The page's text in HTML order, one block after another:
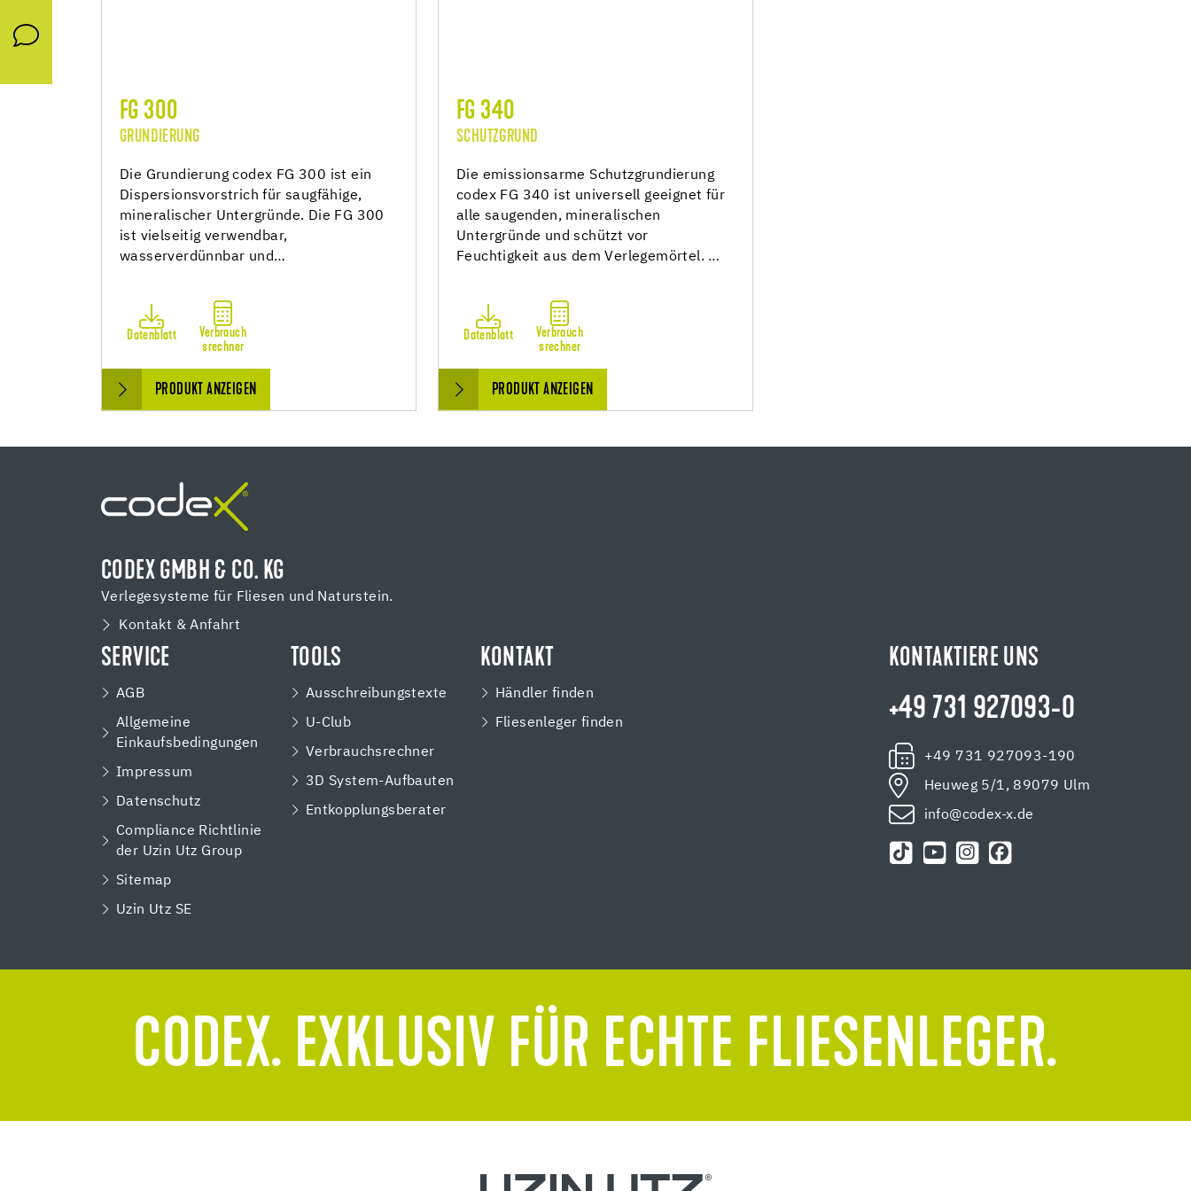
FG 300
GRUNDIERUNG
Die Grundierung codex FG 300 ist ein
Dispersionsvorstrich für saugfähige,
mineralischer Untergründe. Die FG 300
ist vielseitig verwendbar,
wasserverdünnbar und…
Datenblatt
Verbrauch
srechner
PRODUKT ANZEIGEN
FG 340
SCHUTZGRUND
Die emissionsarme Schutzgrundierung
codex FG 340 ist universell geeignet für
alle saugenden, mineralischen
Untergründe und schützt vor
Feuchtigkeit aus dem Verlegemörtel. …
Datenblatt
Verbrauch
srechner
PRODUKT ANZEIGEN
CODEX GMBH & CO. KG
Verlegesysteme für Fliesen und Naturstein.
Kontakt & Anfahrt
SERVICE
AGB
Allgemeine
Einkaufsbedingungen
Impressum
Datenschutz
Compliance Richtlinie
der Uzin Utz Group
Sitemap
Uzin Utz SE
TOOLS
Ausschreibungstexte
U-Club
Verbrauchsrechner
3D System-Aufbauten
Entkopplungsberater
KONTAKT
Händler finden
Fliesenleger finden
KONTAKTIERE UNS
+49 731 927093-0
+49 731 927093-190
Heuweg 5/1, 89079 Ulm
info@codex-x.de
CODEX. EXKLUSIV FÜR ECHTE FLIESENLEGER.